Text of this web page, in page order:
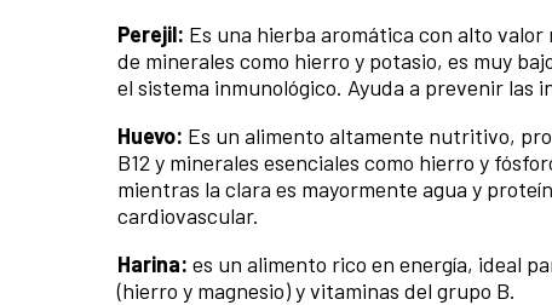
Perejil: Es una hierba aromática con alto
de minerales como hierro y potasio, es muy
el sistema inmunológico. Ayuda a prevenir las
Huevo: Es un alimento altamente nutritivo,
B12 y minerales esenciales como hierro y
mientras la clara es mayormente agua y
cardiovascular.
Harina: es un alimento rico en energía, ideal
(hierro y magnesio) y vitaminas del grupo B.